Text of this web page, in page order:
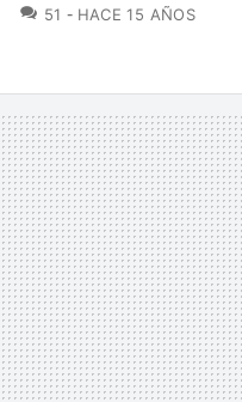
51 COMENTARIOS
HACE 15 AÑOS